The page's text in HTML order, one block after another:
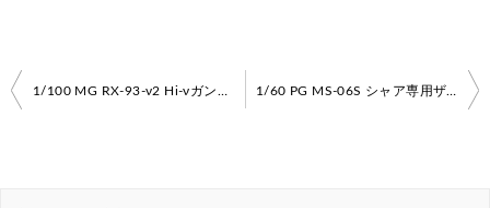
投
1/100 MG RX-93-ν2 Hi-νガンダム買取いたします！ 1/60 PG MS-06S シャア専用ザクII 高価買取いたします！